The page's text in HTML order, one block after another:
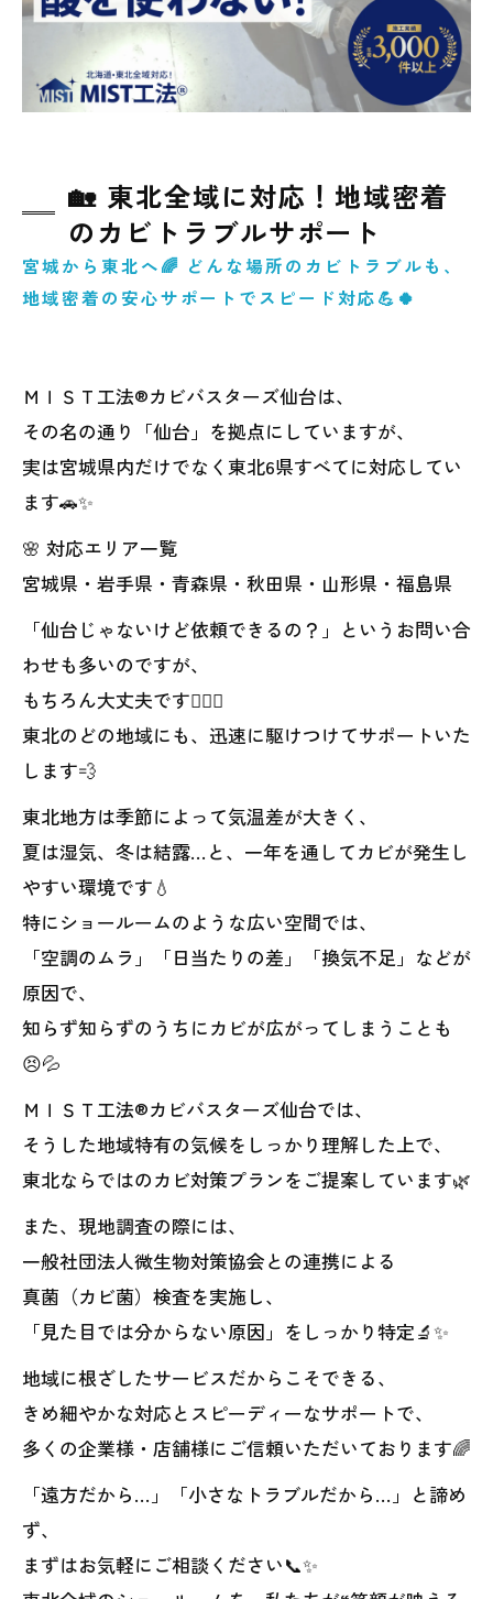
🏡 東北全域に対応！地域密着
のカビトラブルサポート
宮城から東北へ🌈 どんな場所のカビトラブルも、
地域密着の安心サポートでスピード対応💪🍀
ＭＩＳＴ工法®カビバスターズ仙台は、
その名の通り「仙台」を拠点にしていますが、
実は宮城県内だけでなく東北6県すべてに対応してい
ます🚗✨
🌸 対応エリア一覧
宮城県・岩手県・青森県・秋田県・山形県・福島県
「仙台じゃないけど依頼できるの？」というお問い合
わせも多いのですが、
もちろん大丈夫です🙆‍♀️✨
東北のどの地域にも、迅速に駆けつけてサポートいた
します💨
東北地方は季節によって気温差が大きく、
夏は湿気、冬は結露…と、一年を通してカビが発生し
やすい環境です💧
特にショールームのような広い空間では、
「空調のムラ」「日当たりの差」「換気不足」などが
原因で、
知らず知らずのうちにカビが広がってしまうことも
😣💦
ＭＩＳＴ工法®カビバスターズ仙台では、
そうした地域特有の気候をしっかり理解した上で、
東北ならではのカビ対策プランをご提案しています🌿
また、現地調査の際には、
一般社団法人微生物対策協会との連携による
真菌（カビ菌）検査を実施し、
「見た目では分からない原因」をしっかり特定🔬✨
地域に根ざしたサービスだからこそできる、
きめ細やかな対応とスピーディーなサポートで、
多くの企業様・店舗様にご信頼いただいております🌈
「遠方だから…」「小さなトラブルだから…」と諦め
ず、
まずはお気軽にご相談ください📞✨